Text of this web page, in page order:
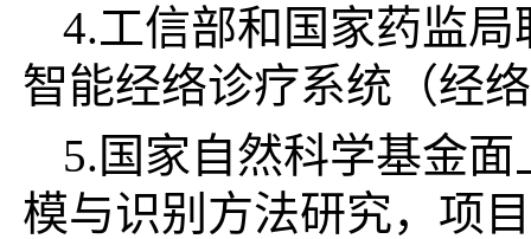
4.工信部和国家药监
智能经络诊疗系统（经
5.国家自然科学基金
模与识别方法研究，项